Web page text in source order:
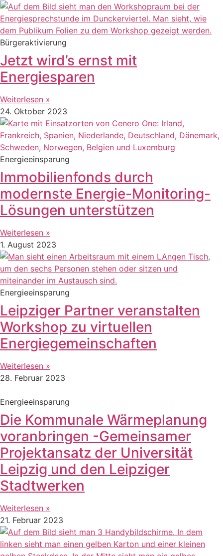
Bürgeraktivierung
Jetzt wird’s ernst mit
Energiesparen
Weiterlesen »
24. Oktober 2023
Energieeinsparung
Immobilienfonds durch
modernste Energie-Monitoring-
Lösungen unterstützen
Weiterlesen »
1. August 2023
Energieeinsparung
Leipziger Partner veranstalten
Workshop zu virtuellen
Energiegemeinschaften
Weiterlesen »
28. Februar 2023
Energieeinsparung
Die Kommunale Wärmeplanung
voranbringen -Gemeinsamer
Projektansatz der Universität
Leipzig und den Leipziger
Stadtwerken
Weiterlesen »
21. Februar 2023